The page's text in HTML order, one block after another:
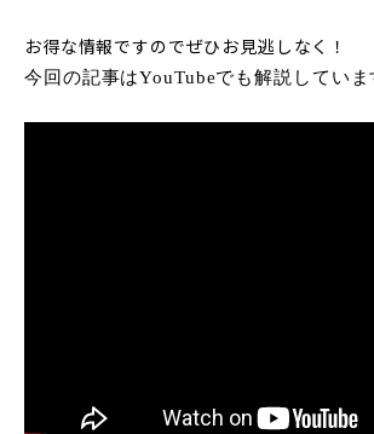
お得な情報ですのでぜひお見逃しなく！
今回の記事はYouTubeでも解説していま